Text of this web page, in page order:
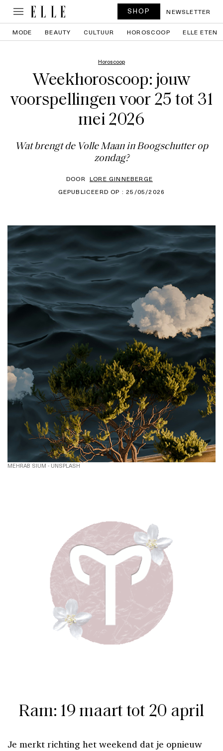
SHOP NEWSLETTER
MODE BEAUTY CULTUUR HOROSCOOP ELLE ETEN
Horoscoop
Weekhoroscoop: jouw
voorspellingen voor 25 tot 31
mei 2026
Wat brengt de Volle Maan in Boogschutter op
zondag?
DOOR LORE GINNEBERGE
GEPUBLICEERD OP : 25/05/2026
MEHRAB SIUM - UNSPLASH
Ram: 19 maart tot 20 april
Je merkt richting het weekend dat je opnieuw